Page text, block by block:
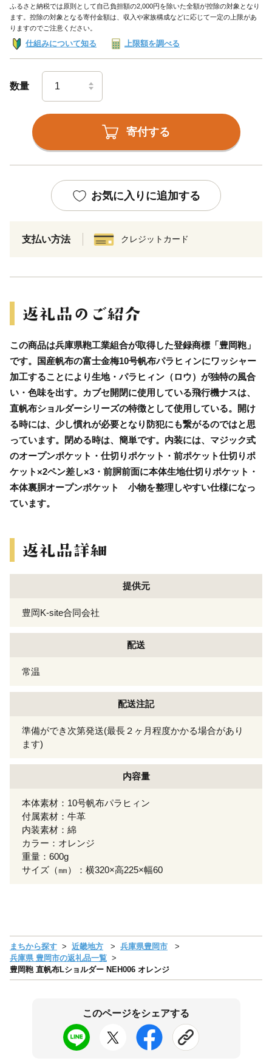
ふるさと納税では原則として自己負担額の2,000円を除いた全額が控除の対象となり
ます。控除の対象となる寄付金額は、収入や家族構成などに応じて一定の上限があ
りますのでご注意ください。
仕組みについて知る 上限額を調べる
数量
寄付する
お気に入りに追加する
支払い方法 クレジットカード
この商品は兵庫県鞄工業組合が取得した登録商標「豊岡鞄」
です。国産帆布の富士金梅10号帆布パラヒィンにワッシャー
加工することにより生地・パラヒィン（ロウ）が独特の風合
い・色味を出す。カブセ開閉に使用している飛行機ナスは、
直帆布ショルダーシリーズの特徴として使用している。開け
る時には、少し慣れが必要となり防犯にも繋がるのではと思
っています。閉める時は、簡単です。内装には、マジック式
のオープンポケット・仕切りポケット・前ポケット仕切りポ
ケット×2ペン差し×3・前胴前面に本体生地仕切りポケット・
本体裏胴オープンポケット 小物を整理しやすい仕様になっ
ています。
提供元
豊岡K-site合同会社
配送
常温
配送注記
準備ができ次第発送(最長２ヶ月程度かかる場合があり
ます)
内容量
本体素材：10号帆布パラヒィン
付属素材：牛革
内装素材：綿
カラー：オレンジ
重量：600g
サイズ（㎜）：横320×高225×幅60
まちから探す 近畿地方
兵庫県豊岡市
兵庫県 豊岡市の返礼品一覧
豊岡鞄 直帆布Lショルダー NEH006 オレンジ
このページをシェアする